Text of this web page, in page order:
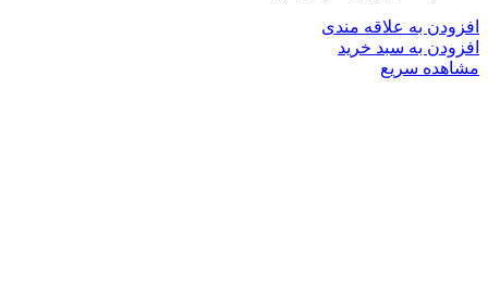
افزودن به علاقه مندی
افزودن به سبد خرید
مشاهده سریع